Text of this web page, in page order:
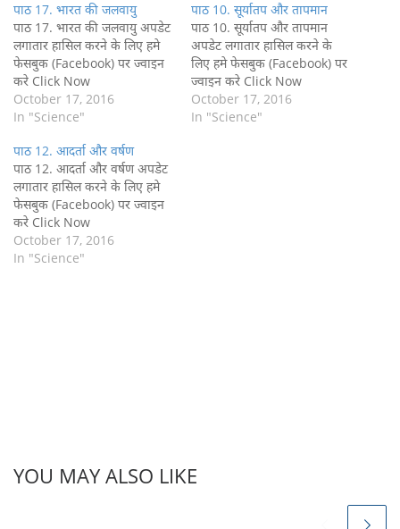
पाठ 17. भारत की जलवायु
पाठ 17. भारत की जलवायु अपडेट
लगातार हासिल करने के लिए हमे
फेसबुक (Facebook) पर ज्वाइन
करे Click Now
October 17, 2016
In "Science"
पाठ 10. सूर्यातप और तापमान
पाठ 10. सूर्यातप और तापमान
अपडेट लगातार हासिल करने के
लिए हमे फेसबुक (Facebook) पर
ज्वाइन करे Click Now
October 17, 2016
In "Science"
पाठ 12. आदर्ता और वर्षण
पाठ 12. आदर्ता और वर्षण अपडेट
लगातार हासिल करने के लिए हमे
फेसबुक (Facebook) पर ज्वाइन
करे Click Now
October 17, 2016
In "Science"
YOU MAY ALSO LIKE